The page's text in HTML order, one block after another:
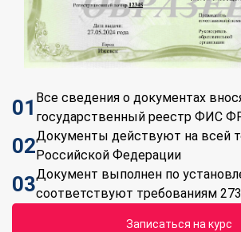
01 Все сведения о документах
государственный реестр ФИС
02Документы действуют на всей
Российской Федерации
03Документ выполнен по
соответствуют требованиям
Записаться на курс